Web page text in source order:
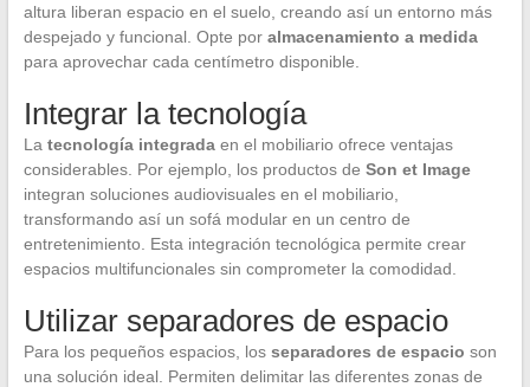
altura liberan espacio en el suelo, creando así un entorno más
despejado y funcional. Opte por almacenamiento a medida
para aprovechar cada centímetro disponible.
Integrar la tecnología
La tecnología integradaen el mobiliario ofrece ventajas
considerables. Por ejemplo, los productos de Son et Image
integran soluciones audiovisuales en el mobiliario,
transformando así un sofá modular en un centro de
entretenimiento. Esta integración tecnológica permite crear
espacios multifuncionales sin comprometer la comodidad.
Utilizar separadores de espacio
Para los pequeños espacios, los separadores de espacio son
una solución ideal. Permiten delimitar las diferentes zonas de